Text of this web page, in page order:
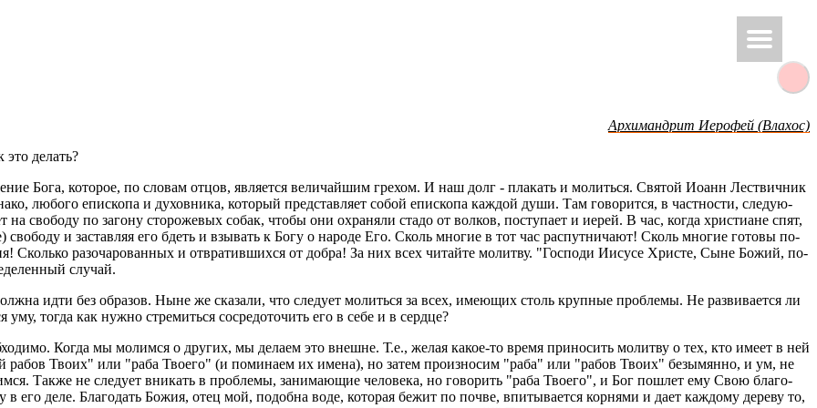
Ар­хи­манд­рит Иеро­фей (Вла­хос)
де­лать?
Бога, ко­то­рое, по сло­вам отцов, яв­ля­ет­ся ве­ли­чай­шим гре­хом. И наш долг - пла­кать и мо­лить­ся. Свя­той Иоанн Ле­ствич­ник
лю­бо­го епи­ско­па и ду­хов­ни­ка, ко­то­рый пред­став­ля­ет собой епи­ско­па каж­дой души. Там го­во­рит­ся, в част­но­сти, сле­ду­ю­
сво­бо­ду по за­го­ну сто­ро­же­вых собак, чтобы они охра­ня­ли стадо от вол­ков, по­сту­па­ет и иерей. В час, когда хри­сти­ане спят,
сво­бо­ду и за­став­ляя его бдеть и взы­вать к Богу о на­ро­де Его. Сколь мно­гие в тот час рас­пут­ни­ча­ют! Сколь мно­гие го­то­вы по­
Сколь­ко разо­ча­ро­ван­ных и от­вра­тив­ших­ся от добра! За них всех чи­тай­те мо­лит­ву. "Гос­по­ди Иису­се Хри­сте, Сыне Божий, по­
слу­чай.
идти без об­ра­зов. Ныне же ска­за­ли, что сле­ду­ет мо­лить­ся за всех, име­ю­щих столь круп­ные про­бле­мы. Не раз­ви­ва­ет­ся ли
тогда как нужно стре­мить­ся со­сре­до­то­чить его в себе и в серд­це?
Когда мы мо­лим­ся о дру­гих, мы де­ла­ем это внешне. Т.е., желая какое-то время при­но­сить мо­лит­ву о тех, кто имеет в ней
Твоих" или "раба Тво­е­го" (и по­ми­на­ем их имена), но затем про­из­но­сим "раба" или "рабов Твоих" безы­мян­но, и ум, не
Также не сле­ду­ет вни­кать в про­бле­мы, за­ни­ма­ю­щие че­ло­ве­ка, но го­во­рить "раба Тво­е­го", и Бог по­шлет ему Свою бла­го­
его деле. Бла­го­дать Божия, отец мой, по­доб­на воде, ко­то­рая бежит по почве, впи­ты­ва­ет­ся кор­ня­ми и дает каж­до­му де­ре­ву то,